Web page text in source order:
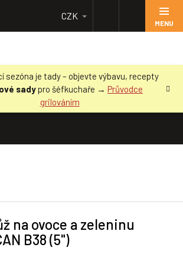
sezóna je tady – objevte výbavu, recepty
sadypro šéfkuchaře → Průvodce
grilováním
CZK
na ovoce a zeleninu
B38 (5")